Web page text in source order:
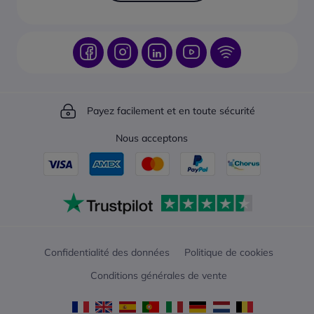
Payez facilement et en toute sécurité
Nous acceptons
Confidentialité des données
Politique de cookies
Conditions générales de vente